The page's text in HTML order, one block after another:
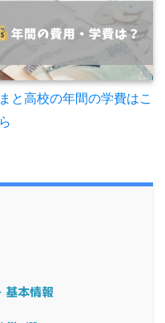
と高校の年間の学費はこ
基本情報